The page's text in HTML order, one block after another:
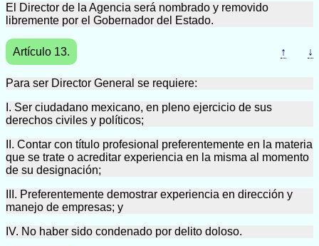
El Director de la Agencia será nombrado y removido
libremente por el Gobernador del Estado.
Artículo 13. ↑ ↓
Para ser Director General se requiere:
I. Ser ciudadano mexicano, en pleno ejercicio de sus
derechos civiles y políticos;
II. Contar con título profesional preferentemente en la materia
que se trate o acreditar experiencia en la misma al momento
de su designación;
III. Preferentemente demostrar experiencia en dirección y
manejo de empresas; y
IV. No haber sido condenado por delito doloso.